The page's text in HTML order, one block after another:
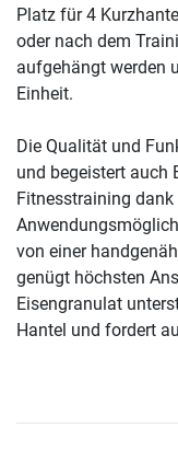
Platz für 4
oder nach dem
aufgehängt werden
Einheit.
Die Qualität und
und begeistert auch
Fitnesstraining dank
von einer
genügt höchsten
Eisengranulat
Hantel und fordert